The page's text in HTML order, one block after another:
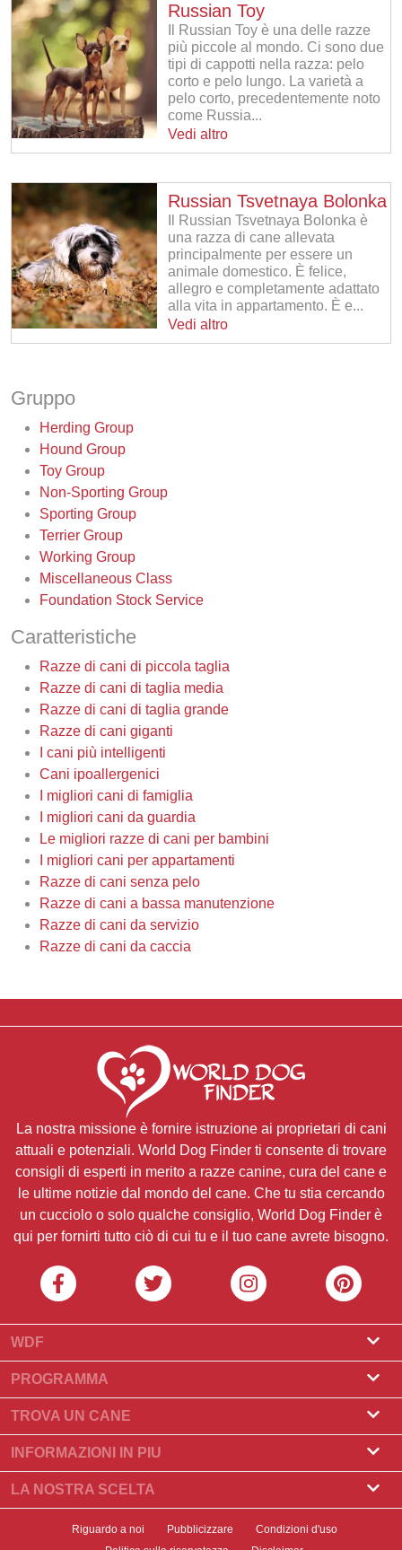
Russian Toy
Il Russian Toy è una delle razze
più piccole al mondo. Ci sono due
tipi di cappotti nella razza: pelo
corto e pelo lungo. La varietà a
pelo corto, precedentemente noto
come Russia...
Vedi altro
Russian Tsvetnaya Bolonka
Il Russian Tsvetnaya Bolonka è
una razza di cane allevata
principalmente per essere un
animale domestico. È felice,
allegro e completamente adattato
alla vita in appartamento. È e...
Vedi altro
Gruppo
Herding Group
Hound Group
Toy Group
Non-Sporting Group
Sporting Group
Terrier Group
Working Group
Miscellaneous Class
Foundation Stock Service
Caratteristiche
Razze di cani di piccola taglia
Razze di cani di taglia media
Razze di cani di taglia grande
Razze di cani giganti
I cani più intelligenti
Cani ipoallergenici
I migliori cani di famiglia
I migliori cani da guardia
Le migliori razze di cani per bambini
I migliori cani per appartamenti
Razze di cani senza pelo
Razze di cani a bassa manutenzione
Razze di cani da servizio
Razze di cani da caccia
La nostra missione è fornire istruzione ai proprietari di cani
attuali e potenziali. World Dog Finder ti consente di trovare
consigli di esperti in merito a razze canine, cura del cane e
le ultime notizie dal mondo del cane. Che tu stia cercando
un cucciolo o solo qualche consiglio, World Dog Finder è
qui per fornirti tutto ciò di cui tu e il tuo cane avrete bisogno.
WDF
Riguardo a noi
Cos'è World Dog Finder
Quali associazioni accettiamo?
Contatto
I nostri partner
Newsletter
PROGRAMMA
Programma Allevatore
Programma per toelettatori
TROVA UN CANE
Trova un allevatore
Compra un cane
Trova una cucciolata
Adotta un cane
INFORMAZIONI IN PIU
Razze di cani
Storie principali
LA NOSTRA SCELTA
Riguardo a noi Pubblicizzare
Condizioni d'uso